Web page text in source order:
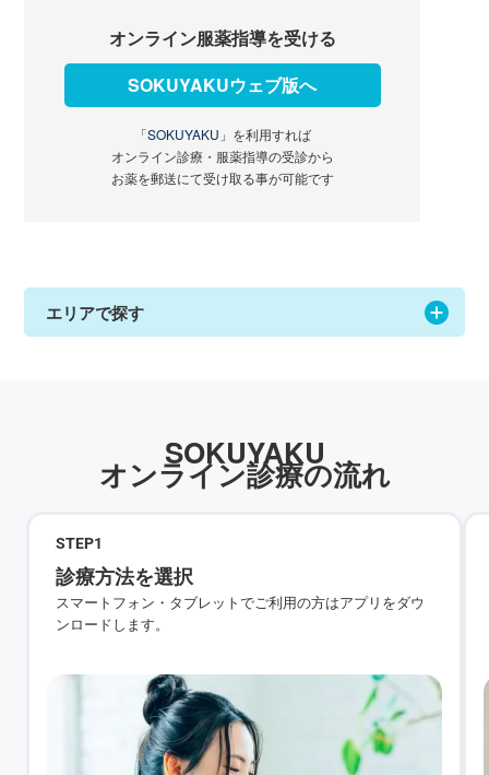
オンライン服薬指導を受ける
SOKUYAKUウェブ版へ
「SOKUYAKU」 を利用すれば
オンライン診療・服薬指導の受診から
お薬を郵送にて受け取る事が可能です
エリアで探す
SOKUYAKU
オンライン診療の流れ
STEP1
診療方法を選択
スマートフォン・タブレットでご利用の方はアプリをダウ
ンロードします。